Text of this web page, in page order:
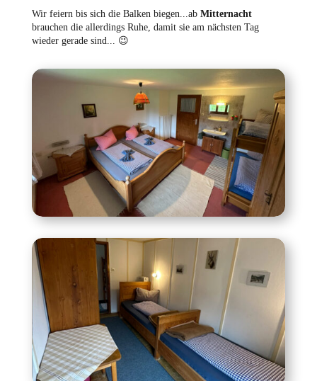
Wir feiern bis sich die Balken biegen...ab Mitternacht
brauchen die allerdings Ruhe, damit sie am nächsten Tag
wieder gerade sind... 😉